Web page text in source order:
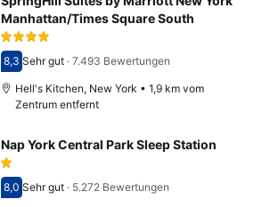
Manhattan/Times Square South
Bewertet mit 8,3
8,3 Sehr gut· 7.493 Bewertungen
Hell's Kitchen, New York • 1,9 km vom
Zentrum entfernt
Nap York Central Park Sleep Station
Bewertet mit 8,0
8,0 Sehr gut· 5.272 Bewertungen